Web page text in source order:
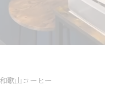
歌山コーヒー